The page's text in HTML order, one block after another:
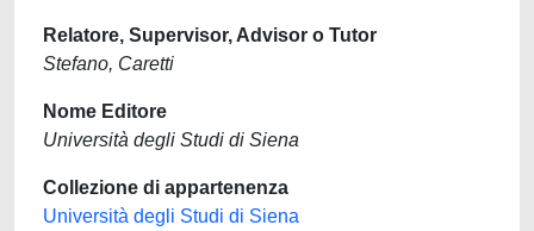
Relatore, Supervisor, Advisor o Tutor
Stefano, Caretti
Nome Editore
Università degli Studi di Siena
Collezione di appartenenza
Università degli Studi di Siena